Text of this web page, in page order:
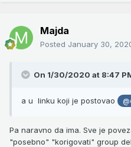
Majda
Posted January 30,
On 1/30/2020 at 8:47
a u linku koji je postovao
Pa naravno da ima. Sve je
"posebno" "korigovati" group